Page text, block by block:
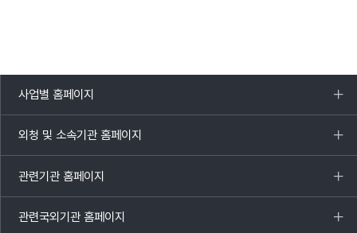
사업별 홈페이지
목록
열기
외청 및 소속기관 홈페이지
목록
열기
관련기관 홈페이지
목록
열기
관련국외기관 홈페이지
목록